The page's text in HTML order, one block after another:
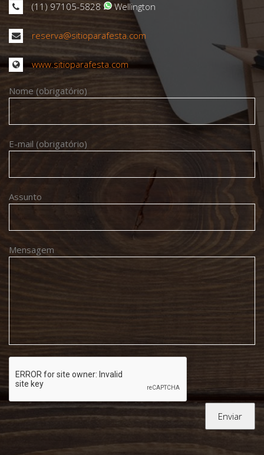
(11) 97105-5828 Wellington
reserva@sitioparafesta.com
www.sitioparafesta.com
Nome (obrigatório)
E-mail (obrigatório)
Assunto
Mensagem